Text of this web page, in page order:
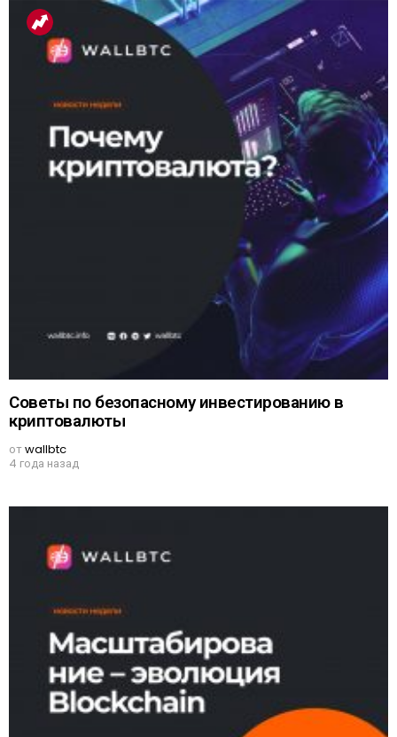
Советы по безопасному инвестированию в
криптовалюты
отwallbtc
4 года назад